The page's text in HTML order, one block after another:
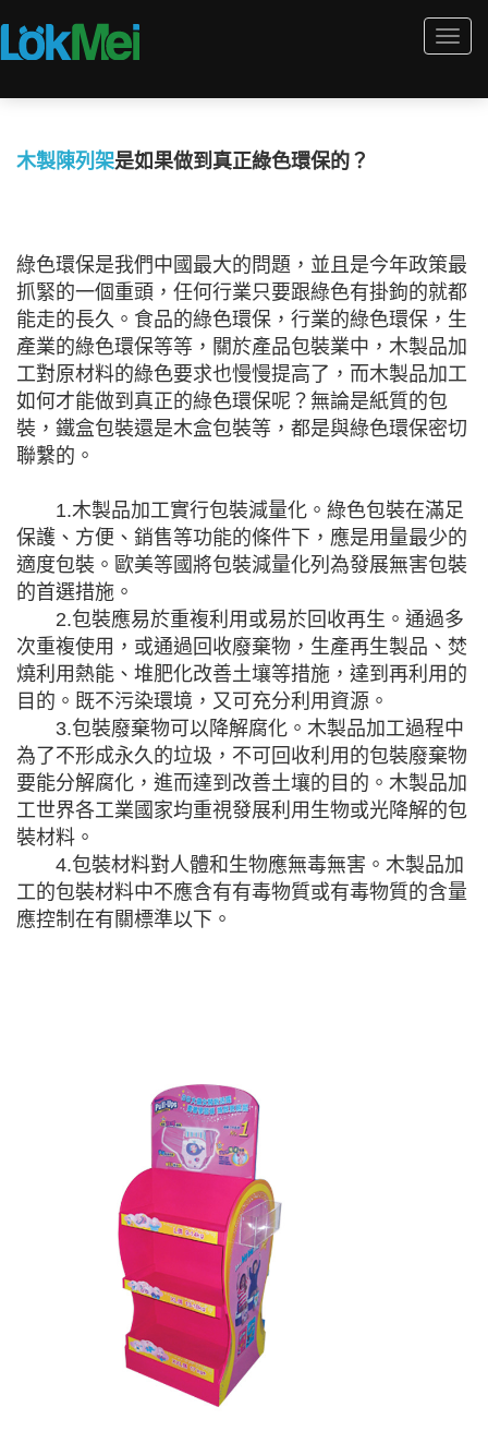
木製陳列架是如果做到真正綠色環保的？
綠色環保是我們中國最大的問題，並且是今年政策最
抓緊的一個重頭，任何行業只要跟綠色有掛鉤的就都
能走的長久。食品的綠色環保，行業的綠色環保，生
產業的綠色環保等等，關於產品包裝業中，木製品加
工對原材料的綠色要求也慢慢提高了，而木製品加工
如何才能做到真正的綠色環保呢？無論是紙質的包
裝，鐵盒包裝還是木盒包裝等，都是與綠色環保密切
聯繫的。
1.木製品加工實行包裝減量化。綠色包裝在滿足
保護、方便、銷售等功能的條件下，應是用量最少的
適度包裝。歐美等國將包裝減量化列為發展無害包裝
的首選措施。
2.包裝應易於重複利用或易於回收再生。通過多
次重複使用，或通過回收廢棄物，生產再生製品、焚
燒利用熱能、堆肥化改善土壤等措施，達到再利用的
目的。既不污染環境，又可充分利用資源。
3.包裝廢棄物可以降解腐化。木製品加工過程中
為了不形成永久的垃圾，不可回收利用的包裝廢棄物
要能分解腐化，進而達到改善土壤的目的。木製品加
工世界各工業國家均重視發展利用生物或光降解的包
裝材料。
4.包裝材料對人體和生物應無毒無害。木製品加
工的包裝材料中不應含有有毒物質或有毒物質的含量
應控制在有關標準以下。